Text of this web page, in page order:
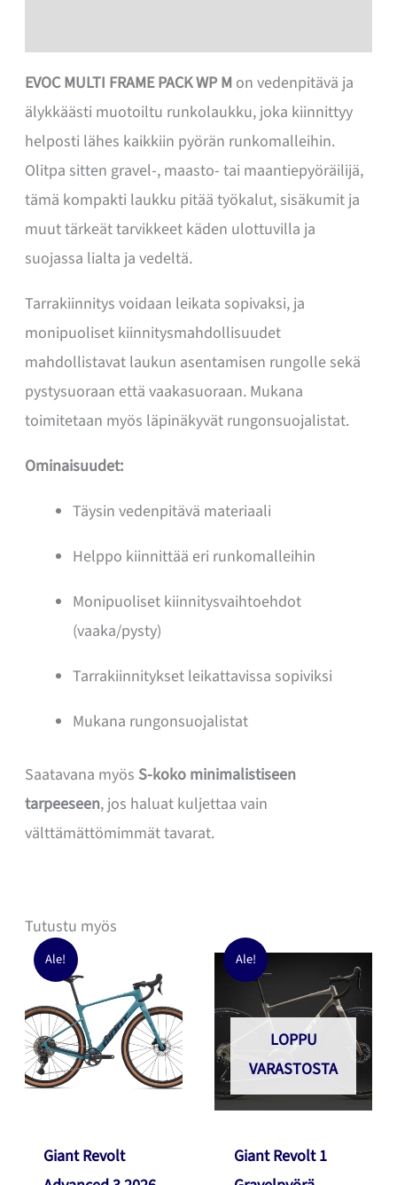
EVOC MULTI FRAME PACK WP Mon vedenpitävä ja
älykkäästi muotoiltu runkolaukku, joka kiinnittyy
helposti lähes kaikkiin pyörän runkomalleihin.
Olitpa sitten gravel-, maasto- tai maantiepyöräilijä,
tämä kompakti laukku pitää työkalut, sisäkumit ja
muut tärkeät tarvikkeet käden ulottuvilla ja
suojassa lialta ja vedeltä.
Tarrakiinnitys voidaan leikata sopivaksi, ja
monipuoliset kiinnitysmahdollisuudet
mahdollistavat laukun asentamisen rungolle sekä
pystysuoraan että vaakasuoraan. Mukana
toimitetaan myös läpinäkyvät rungonsuojalistat.
Ominaisuudet:
Täysin vedenpitävä materiaali
Helppo kiinnittää eri runkomalleihin
Monipuoliset kiinnitysvaihtoehdot
(vaaka/pysty)
Tarrakiinnitykset leikattavissa sopiviksi
Mukana rungonsuojalistat
Saatavana myös S-koko minimalistiseen
tarpeeseen, jos haluat kuljettaa vain
välttämättömimmät tavarat.
Tutustu myös
Ale!
Giant Revolt
Ale!
LOPPU
VARASTOSTA
Giant Revolt 1